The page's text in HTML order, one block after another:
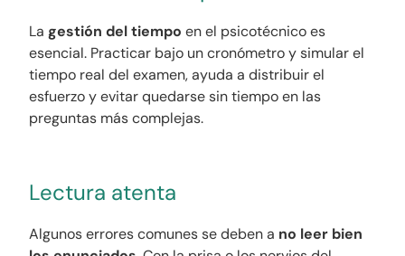
Lagestión del tiempo en el psicotécnico es
esencial. Practicar bajo un cronómetro y simular el
tiempo real del examen, ayuda a distribuir el
esfuerzo y evitar quedarse sin tiempo en las
preguntas más complejas.
Lectura atenta
Algunos errores comunes se deben a no leer bien